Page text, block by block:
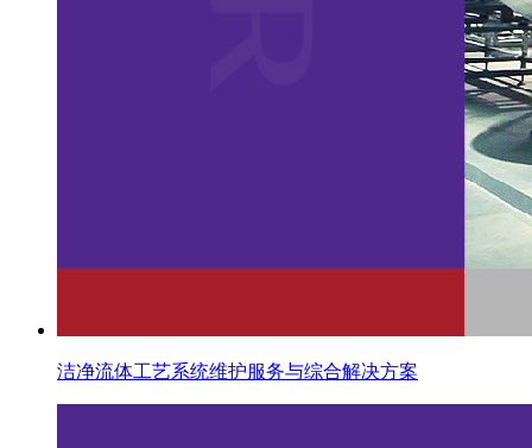
洁净流体工艺系统维护服务与综合解决方案